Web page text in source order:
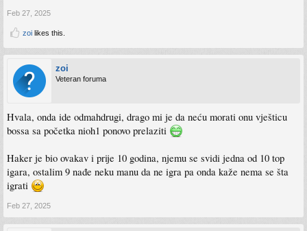
Feb 27, 2025
zoi likes this.
zoi
Veteran foruma
Hvala, onda ide odmahdrugi, drago mi je da neću morati onu vješticu
bossa sa početka nioh1 ponovo prelaziti
Haker je bio ovakav i prije 10 godina, njemu se svidi jedna od 10 top
igara, ostalim 9 nađe neku manu da ne igra pa onda kaže nema se šta
igrati
Feb 27, 2025